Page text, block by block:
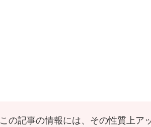
この記事の情報には、その性質上ア